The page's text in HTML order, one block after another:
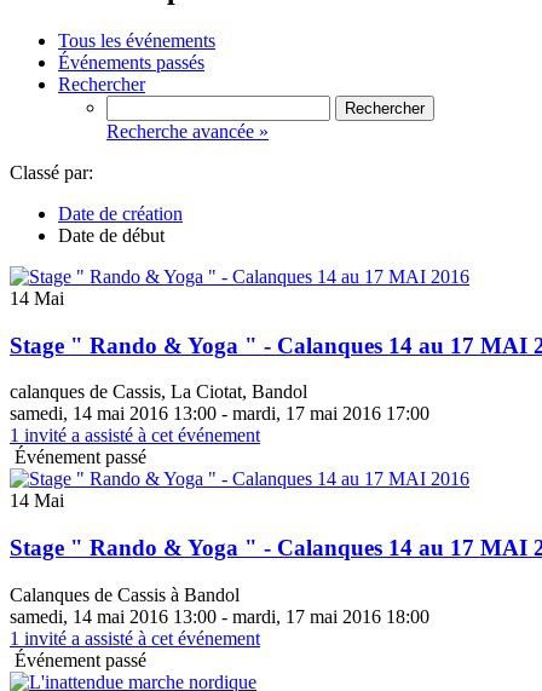
Tous les événements
Événements passés
Rechercher
Recherche avancée »
Classé par:
Date de création
Date de début
14 Mai
Stage " Rando & Yoga " - Calanques 14 au 17 MAI
calanques de Cassis, La Ciotat, Bandol
samedi, 14 mai 2016 13:00 - mardi, 17 mai 2016 17:00
1 invité a assisté à cet événement
Événement passé
14 Mai
Stage " Rando & Yoga " - Calanques 14 au 17 MAI
Calanques de Cassis à Bandol
samedi, 14 mai 2016 13:00 - mardi, 17 mai 2016 18:00
1 invité a assisté à cet événement
Événement passé